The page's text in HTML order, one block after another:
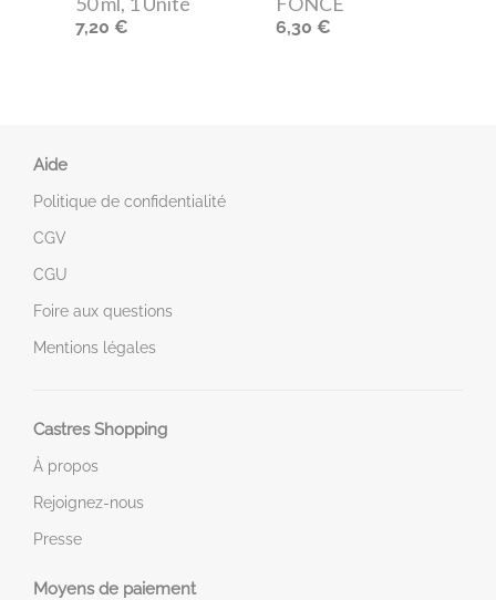
7,20 € 6,30 €
Aide
Politique de confidentialité
CGV
CGU
Foire aux questions
Mentions légales
Castres Shopping
À propos
Rejoignez-nous
Presse
Moyens de paiement